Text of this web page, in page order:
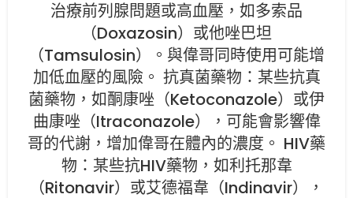
治療前列腺問題或高血壓，如多索品
（Doxazosin）或他唑巴坦
（Tamsulosin）。與偉哥同時使用可能增
加低血壓的風險。 抗真菌藥物：某些抗真
菌藥物，如酮康唑（Ketoconazole）或伊
曲康唑（Itraconazole），可能會影響偉
哥的代謝，增加偉哥在體內的濃度。 HIV藥
物：某些抗HIV藥物，如利托那韋
（Ritonavir）或艾德福韋（Indinavir），